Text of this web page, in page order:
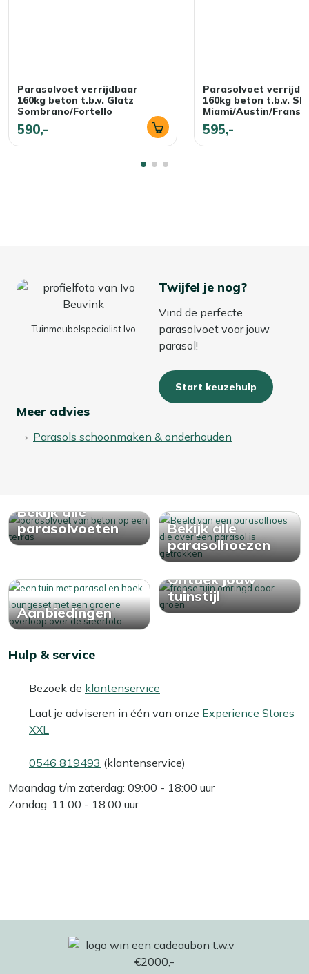
Parasolvoet verrijdbaar
160kg beton t.b.v. Glatz
Sombrano/Fortello
590,-
Parasolvoet
160kg beton t.b.v.
Miami/Austin/
595,-
Tuinmeubelspecialist Ivo
Twijfel je nog?
Vind de perfecte
parasolvoet voor jouw
parasol!
Start keuzehulp
Meer advies
Parasols schoonmaken & onderhouden
Bekijk alle
parasolvoeten
Bekijk alle
parasolhoezen
Aanbiedingen
Ontdek jouw
tuinstijl
Hulp & service
Bezoek de klantenservice
Laat je adviseren in één van onze Experience Stores
XXL
0546 819493 (klantenservice)
Maandag t/m zaterdag: 09:00 - 18:00 uur
Zondag: 11:00 - 18:00 uur